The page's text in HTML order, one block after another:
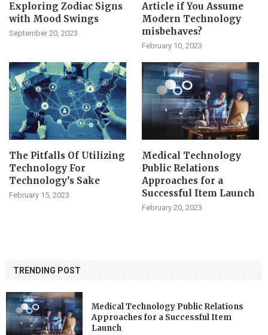
Exploring Zodiac Signs
with Mood Swings
September 20, 2023
Article if You Assume
Modern Technology
misbehaves?
February 10, 2023
The Pitfalls Of Utilizing
Technology For
Technology’s Sake
February 15, 2023
Medical Technology
Public Relations
Approaches for a
Successful Item Launch
February 20, 2023
TRENDING POST
Medical Technology Public Relations
Approaches for a Successful Item
Launch